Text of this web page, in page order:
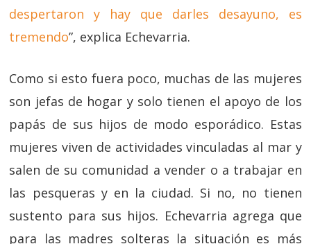
despertaron y hay que darles desayuno, es
tremendo”, explica Echevarria.
Como si esto fuera poco, muchas de las mujeres
son jefas de hogar y solo tienen el apoyo de los
papás de sus hijos de modo esporádico. Estas
mujeres viven de actividades vinculadas al mar y
salen de su comunidad a vender o a trabajar en
las pesqueras y en la ciudad. Si no, no tienen
sustento para sus hijos. Echevarria agrega que
para las madres solteras la situación es más